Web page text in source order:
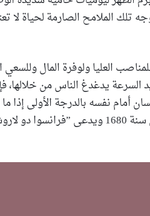
الملامح الصارمة لحياة لا
العليا ولوفرة المال وللسعي
السرعة يدغدغ الناس من
أمام نفسه بالدرجة الأولى إذا
شهيرًا في التراث الثقافيّ العالميّ توفّي سنة